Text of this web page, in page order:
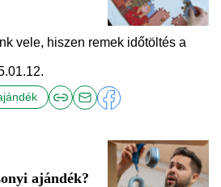
vele, hiszen remek időtöltés a
ajándék?